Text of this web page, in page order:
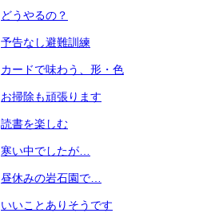
どうやるの？
予告なし避難訓練
カードで味わう、形・色
お掃除も頑張ります
読書を楽しむ
寒い中でしたが…
昼休みの岩石園で…
いいことありそうです